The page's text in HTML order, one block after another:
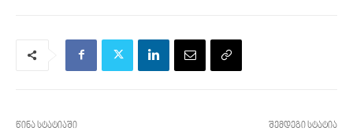
წინა სტატიაში შემდეგი სტატია